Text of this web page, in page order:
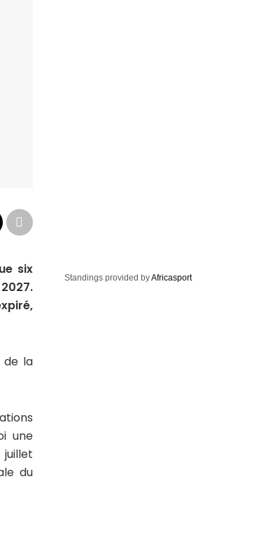
six
de la
une
du
Standings provided byAfricasport